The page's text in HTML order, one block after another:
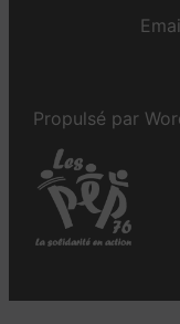
Propulsé par